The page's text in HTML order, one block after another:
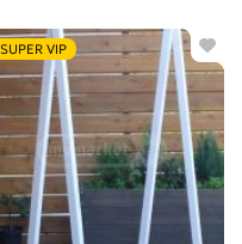
SUPER VIP